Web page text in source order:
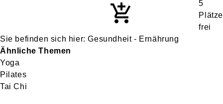
Gesundheit - Ernährung
Ähnliche Themen
Yoga
Pilates
Tai Chi